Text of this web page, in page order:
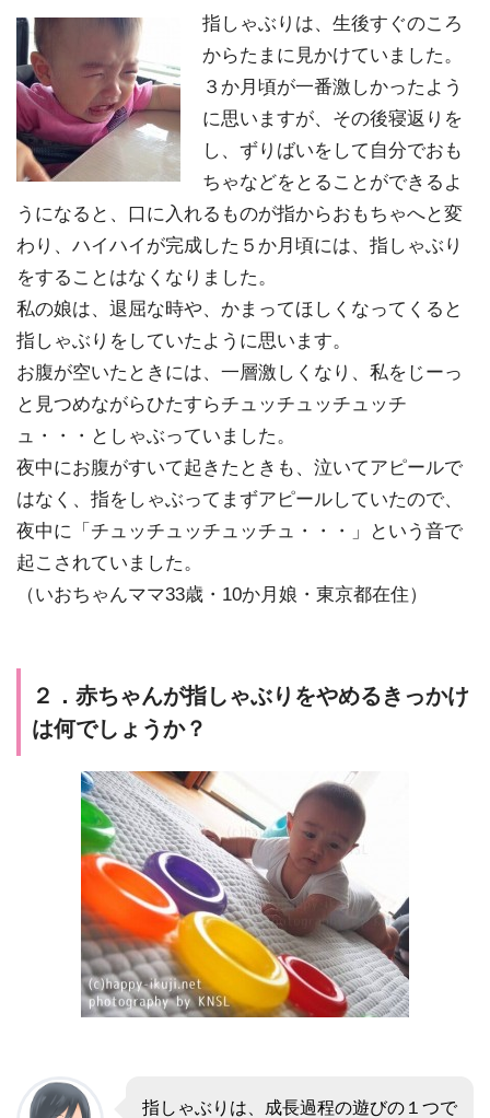
指しゃぶりは、生後すぐのころ
からたまに見かけていました。
３か月頃が一番激しかったよう
に思いますが、その後寝返りを
し、ずりばいをして自分でおも
ちゃなどをとることができるよ
うになると、口に入れるものが指からおもちゃへと変
わり、ハイハイが完成した５か月頃には、指しゃぶり
をすることはなくなりました。
私の娘は、退屈な時や、かまってほしくなってくると
指しゃぶりをしていたように思います。
お腹が空いたときには、一層激しくなり、私をじーっ
と見つめながらひたすらチュッチュッチュッチ
ュ・・・としゃぶっていました。
夜中にお腹がすいて起きたときも、泣いてアピールで
はなく、指をしゃぶってまずアピールしていたので、
夜中に「チュッチュッチュッチュ・・・」という音で
起こされていました。
（いおちゃんママ33歳・10か月娘・東京都在住）
２．赤ちゃんが指しゃぶりをやめるきっかけ
は何でしょうか？
指しゃぶりは、 成長過程の遊びの１つで